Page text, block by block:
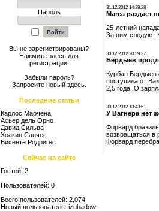
Пароль
Вы не зарегистрированы?
Нажмите здесь для
регистрации.
Забыли пароль?
Запросите новый здесь.
Последние статьи
Карлос Марчена
Асьер дель Орно
Давид Сильва
Хоакин Санчес
Висенте Родригес
Сейчас на сайте
Гостей: 2
Пользователей: 0
Всего пользователей: 2,074
Новый пользователь: izuhadow
31.12.2012 14:39:28
Marca раздает
25-летний
За ним следуют
30.12.2012 20:59:37
Бердыев
Курбан Бердыев
поступила от
2,5 года. О
30.12.2012 13:43:51
У Вагнера нет
Форвард
возвращаться в
Форвард